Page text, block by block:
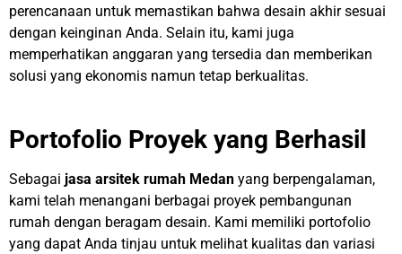
perencanaan untuk memastikan bahwa desain akhir sesuai
dengan keinginan Anda. Selain itu, kami juga
memperhatikan anggaran yang tersedia dan memberikan
solusi yang ekonomis namun tetap berkualitas.
Portofolio Proyek yang Berhasil
Sebagai jasa arsitek rumah Medan yang berpengalaman,
kami telah menangani berbagai proyek pembangunan
rumah dengan beragam desain. Kami memiliki portofolio
yang dapat Anda tinjau untuk melihat kualitas dan variasi